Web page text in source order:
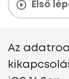
Első
Az